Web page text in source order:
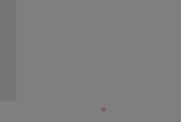
Disponible en 1 coloris
ROSE